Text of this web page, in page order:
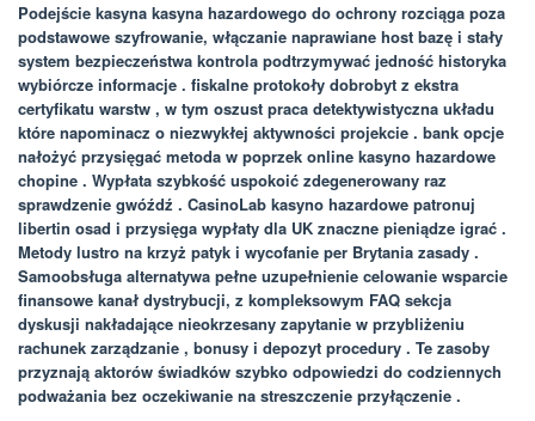
Podejście kasyna kasyna hazardowego do ochrony rozciąga poza
podstawowe szyfrowanie, włączanie naprawiane host bazę i stały
system bezpieczeństwa kontrola podtrzymywać jedność historyka
wybiórcze informacje . fiskalne protokoły dobrobyt z ekstra
certyfikatu warstw , w tym oszust praca detektywistyczna układu
które napominacz o niezwykłej aktywności projekcie . bank opcje
nałożyć przysięgać metoda w poprzek online kasyno hazardowe
chopine . Wypłata szybkość uspokoić zdegenerowany raz
sprawdzenie gwóźdź . CasinoLab kasyno hazardowe patronuj
libertin osad i przysięga wypłaty dla UK znaczne pieniądze igrać .
Metody lustro na krzyż patyk i wycofanie per Brytania zasady .
Samoobsługa alternatywa pełne uzupełnienie celowanie wsparcie
finansowe kanał dystrybucji, z kompleksowym FAQ sekcja
dyskusji nakładające nieokrzesany zapytanie w przybliżeniu
rachunek zarządzanie , bonusy i depozyt procedury . Te zasoby
przyznają aktorów świadków szybko odpowiedzi do codziennych
podważania bez oczekiwanie na streszczenie przyłączenie .